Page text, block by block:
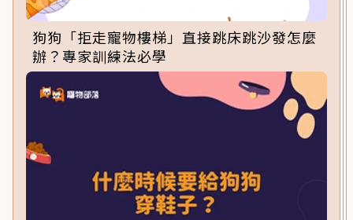
狗狗「拒走寵物樓梯」直接跳床跳沙發怎麼
辦？專家訓練法必學